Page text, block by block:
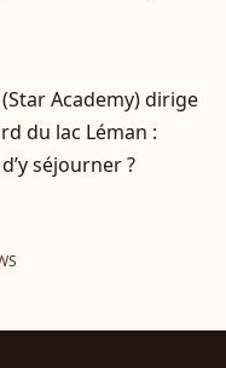
Academy) dirige
du lac Léman :
séjourner ?